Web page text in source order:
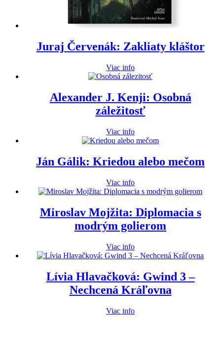
Juraj Červenák: Zakliaty kláštor
Viac info
Alexander J. Kenji: Osobná
záležitosť
Viac info
Ján Gálik: Kriedou alebo mečom
Viac info
Miroslav Mojžita: Diplomacia s
modrým golierom
Viac info
Lívia Hlavačková: Gwind 3 –
Nechcená Kráľovna
Viac info